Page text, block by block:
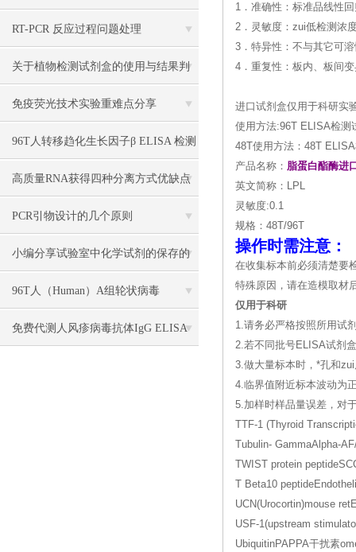
识，你一定要牢牢掌握
RT-PCR 反应过程问题处理
关于植物检测试剂盒的使用与结果判
断，我有妙招
免疫荧光技术实验重难点分享
96T人转移趋化生长因子β ELISA 检测
试剂盒说明书
高质量RNA获得四种分离方式优缺点
PCR引物设计的几个原则
小编分享试验室中化学试剂的保存的
方法
96T人（Human）A组轮状病毒
（Rotavirus）ELISA 检测试剂盒
免费代测人风疹病毒抗体IgG ELISA
1．准确性：标准品线性
2．灵敏度：zui低检测浓
3．特异性：不与其它可
4．重复性：板内、板间
进口试剂盒仅用于科研实
使用方法:96T ELISA检测
48T使用方法：48T
产品名称： 脂蛋白酯酶进
英文简称：LPL
灵敏度:0.1
规格：48T/96T
操作时需注意：
在收集标本前必须清楚要
特殊原因，请在造模取材
仅用于科研
1.请务必严格按照所用试
2.若不同批号ELISA试剂
3.做大量标本时，*孔和
4.临界值附近标本波动为
5.加样时样品量误差，对
TTF-1 (Thyroid
Tubulin- GammaAlpha-
TWIST protein
T Beta10
UCN(Urocortin)mouse
USF-1(upstream
UbiquitinPAPPA干扰素